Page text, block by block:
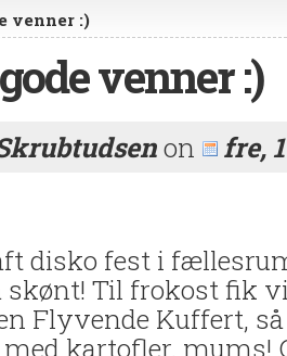
venner :)
venner :)
on fre,
disko fest i
skønt! Til frokost fik
Flyvende Kuffert,
kartofler, mums!